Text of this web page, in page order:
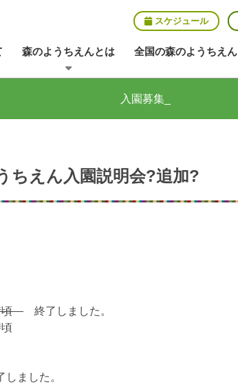
スケジュール
森のようちえんとは 全国の森のようちえん
入園募集_
ちえん入園説明会?追加?
頃 終了しました。
ました。